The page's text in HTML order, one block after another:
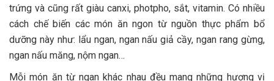
trứng và cũng rất giàu canxi, photpho, sắt, vitamin. Có nhiều
cách chế biến các món ăn ngon từ nguồn thực phẩm bổ
dưỡng này như: lẩu ngan, ngan nấu giả cầy, ngan rang gừng,
ngan nấu măng, nộm ngan…
Mỗi món ăn từ ngan khác nhau đều mang những hương vị